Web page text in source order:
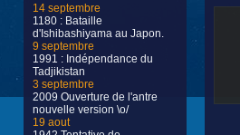
14 septembre
1180 : Bataille
d'Ishibashiyama au Japon.
9 septembre
1991 : Indépendance du
Tadjikistan
3 septembre
2009 Ouverture de l'antre
nouvelle version \o/
19 aout